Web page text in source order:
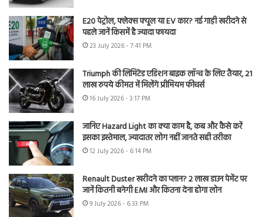
E20 पेट्रोल, फ्लेक्स फ्यूल या EV कार? नई गाड़ी खरीदने से
पहले जानें किसमें है ज्यादा फायदा
23 July 2026 - 7:41 PM
Triumph की लिमिटेड एडिशन बाइक लॉन्च के लिए तैयार, 21
लाख रुपये कीमत में मिलेंगे प्रीमियम फीचर्स
16 July 2026 - 3:17 PM
जानिए Hazard Light का क्या काम है, कब और कैसे करें
इसका इस्तेमाल, ज्यादातर लोग नहीं जानते सही तरीका
12 July 2026 - 6:14 PM
Renault Duster खरीदने का प्लान? 2 लाख डाउन पेमेंट पर
जानें कितनी बनेगी EMI और कितना देना होगा लोन
9 July 2026 - 6:33 PM